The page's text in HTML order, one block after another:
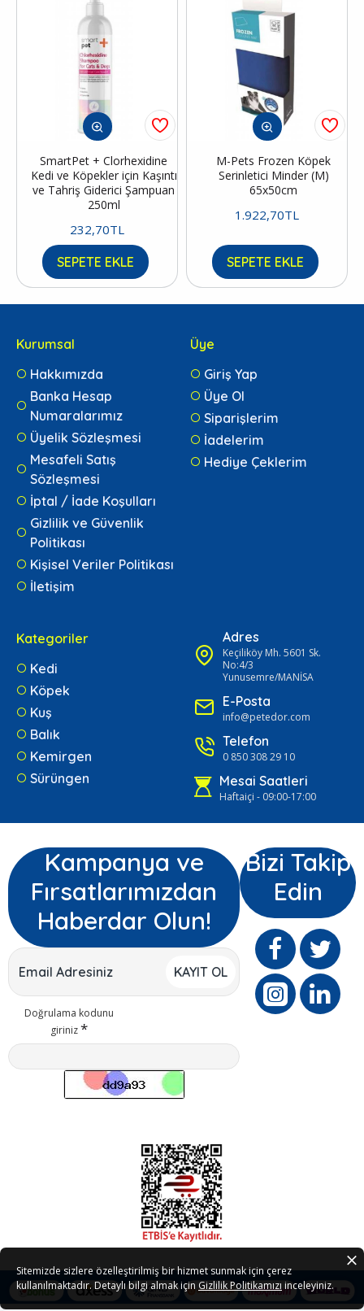
SmartPet + Clorhexidine
Kedi ve Köpekler için Kaşıntı
ve Tahriş Giderici Şampuan
250ml
232,70TL
SEPETE EKLE
M-Pets Frozen Köpek
Serinletici Minder (M)
65x50cm
1.922,70TL
SEPETE EKLE
Kurumsal
Hakkımızda
Banka Hesap
Numaralarımız
Üyelik Sözleşmesi
Mesafeli Satış
Sözleşmesi
İptal / İade Koşulları
Gizlilik ve Güvenlik
Politikası
Kişisel Veriler Politikası
İletişim
Üye
Giriş Yap
Üye Ol
Siparişlerim
İadelerim
Hediye Çeklerim
Kategoriler
Kedi
Köpek
Kuş
Balık
Kemirgen
Sürüngen
Adres
Keçiliköy Mh. 5601 Sk.
No:4/3
Yunusemre/MANİSA
E-Posta
info@petedor.com
Telefon
0 850 308 29 10
Mesai Saatleri
Haftaiçi - 09:00-17:00
Kampanya ve
Fırsatlarımızdan
Haberdar Olun!
KAYIT OL
Doğrulama kodunu
giriniz
Bizi Takip
Edin
Sitemizde sizlere özelleştirilmiş bir hizmet sunmak için çerez
kullanılmaktadır. Detaylı bilgi almak için Gizlilik Politikamızı inceleyiniz.